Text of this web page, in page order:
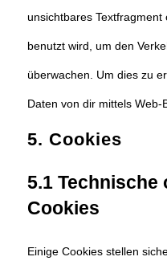
unsichtbares
benutzt wird, um den
überwachen. Um dies zu
Daten von dir mittels Web-
5. Cookies
5.1
Cookies
Einige Cookies stellen